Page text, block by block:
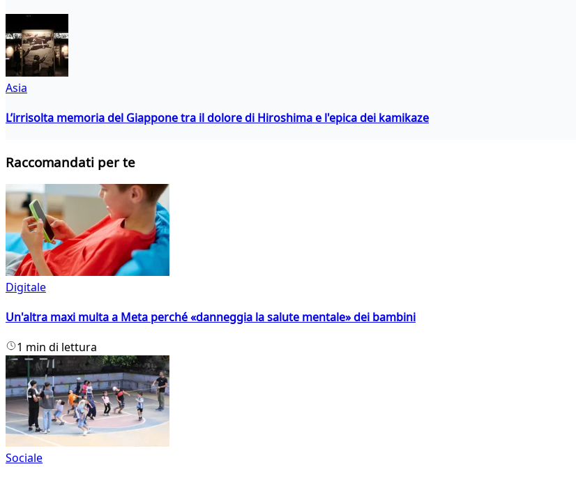
Asia
L’irrisolta memoria del Giappone tra il dolore di Hiroshima e l'epica dei kamikaze
Raccomandati per te
Digitale
Un'altra maxi multa a Meta perché «danneggia la salute mentale» dei bambini
1 min di lettura
Sociale